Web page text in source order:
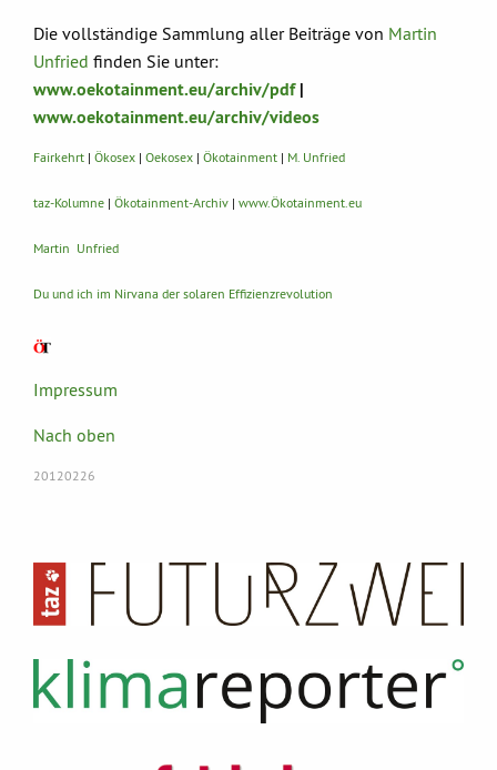
Die vollständige Sammlung aller Beiträge von Martin
Unfried finden Sie unter:
www.oekotainment.eu/archiv/pdf|
www.oekotainment.eu/archiv/videos
Fairkehrt | Ökosex | Oekosex | Ökotainment | M. Unfried
taz-Kolumne | Ökotainment-Archiv | www.Ökotainment.eu
Martin Unfried
Du und ich im Nirvana der solaren Effizienzrevolution
Impressum
Nach oben
20120226